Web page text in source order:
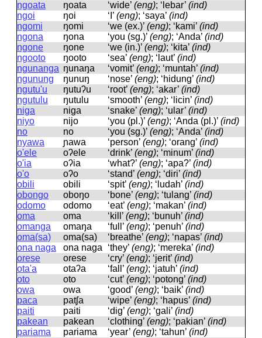
ngoata
ŋoata ‘wide’ (eng); ‘lebar’ (ind)
ngoi
ŋoi ‘I’ (eng); ‘saya’ (ind)
ngomi
ŋomi ‘we (ex.)’ (eng); ‘kami’ (ind)
ngona
ŋona ‘you (sg.)’ (eng); ‘Anda’ (ind)
ngone
ŋone ‘we (in.)’ (eng); ‘kita’ (ind)
ngooto
ŋooto ‘sea’ (eng); ‘laut’ (ind)
ngunanga ŋunaŋa ‘vomit’ (eng); ‘muntah’ (ind)
ngunung
ŋunuŋ ‘nose’ (eng); ‘hidung’ (ind)
ngutu'u
ŋutuʔu ‘root’ (eng); ‘akar’ (ind)
ngutulu
ŋutulu ‘smooth’ (eng); ‘licin’ (ind)
niga
niɡa ‘snake’ (eng); ‘ular’ (ind)
niyo
nijo ‘you (pl.)’ (eng); ‘Anda (pl.)’ (ind)
no
no ‘you (sg.)’ (eng); ‘Anda’ (ind)
nyawa
ɲawa ‘person’ (eng); ‘orang’ (ind)
o'ele
oʔele ‘drink’ (eng); ‘minum’ (ind)
o'ia
oʔia ‘what?’ (eng); ‘apa?’ (ind)
o'o
oʔo ‘stand’ (eng); ‘diri’ (ind)
obili
obili ‘spit’ (eng); ‘ludah’ (ind)
obongo
oboŋo ‘bone’ (eng); ‘tulang’ (ind)
odomo
odomo ‘eat’ (eng); ‘makan’ (ind)
oma
oma ‘kill’ (eng); ‘bunuh’ (ind)
omanga
omaŋa ‘full’ (eng); ‘penuh’ (ind)
oma(sa)
oma(sa) ‘breathe’ (eng); ‘napas’ (ind)
ona naga
ona naɡa ‘they’ (eng); ‘mereka’ (ind)
orese
orese ‘cry’ (eng); ‘jerit’ (ind)
ota'a
otaʔa ‘fall’ (eng); ‘jatuh’ (ind)
oto
oto ‘cut’ (eng); ‘potong’ (ind)
owa
owa ‘good’ (eng); ‘baik’ (ind)
paca
patʃa ‘wipe’ (eng); ‘hapus’ (ind)
paiti
paiti ‘dig’ (eng); ‘gali’ (ind)
pakean
pakean ‘clothing’ (eng); ‘pakian’ (ind)
pariama
pariama ‘year’ (eng); ‘tahun’ (ind)